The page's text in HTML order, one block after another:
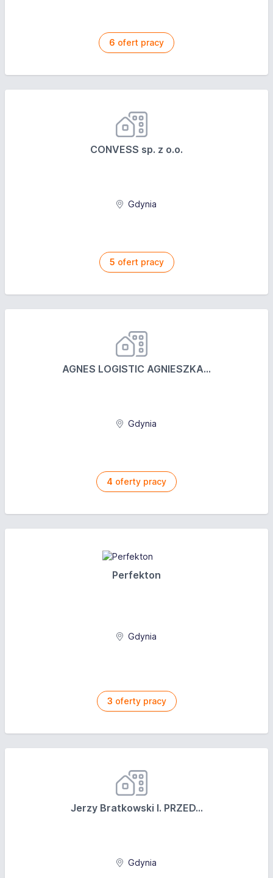
6 ofert pracy
CONVESS sp. z o.o.
Gdynia
5 ofert pracy
AGNES LOGISTIC AGNIESZKA...
Gdynia
4 oferty pracy
Perfekton
Gdynia
3 oferty pracy
Jerzy Bratkowski I. PRZED...
Gdynia